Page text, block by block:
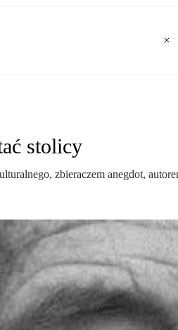
stolicy
zbieraczem anegdot,